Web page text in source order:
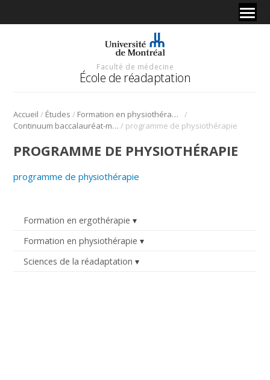
Faculté de médecine
École de réadaptation
Accueil / Études / Formation en physiothérapie
/
Continuum baccalauréat-maîtrise en physiothérapie / programme de physiothérapie
Formation en ergothérapie
Formation en physiothérapie
Sciences de la réadaptation
PROGRAMME DE PHYSIOTHÉRAPIE
programme de physiothérapie